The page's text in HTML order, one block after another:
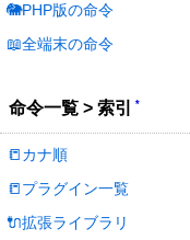
🐘PHP版の命令
📖全端末の命令
命令一覧 > 索引 *
📒カナ順
📒プラグイン一覧
🔌拡張ライブラリ